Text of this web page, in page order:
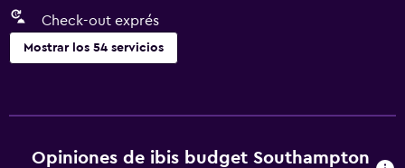
Check-out exprés
Mostrar los 54 servicios
Unidad ubicada en la planta baja
Unidad accesible para personas en silla de ruedas
Opiniones de ibis budget Southampton